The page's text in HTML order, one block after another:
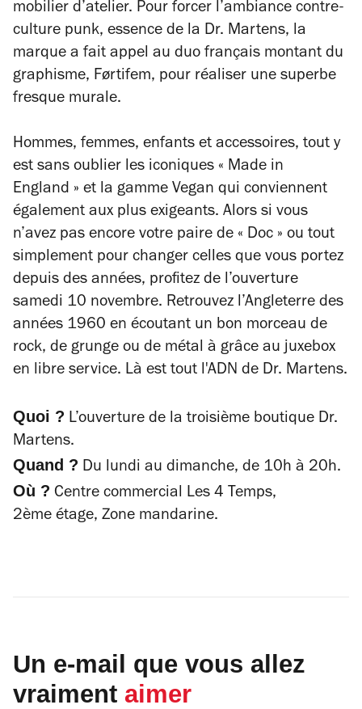
mobilier d’atelier. Pour forcer l’ambiance contre-
culture punk, essence de la Dr. Martens, la
marque a fait appel au duo français montant du
graphisme, Førtifem, pour réaliser une superbe
fresque murale.
Hommes, femmes, enfants et accessoires, tout y
est sans oublier les iconiques « Made in
England » et la gamme Vegan qui conviennent
également aux plus exigeants. Alors si vous
n’avez pas encore votre paire de « Doc » ou tout
simplement pour changer celles que vous portez
depuis des années, profitez de l’ouverture
samedi 10 novembre. Retrouvez l’Angleterre des
années 1960 en écoutant un bon morceau de
rock, de grunge ou de métal à grâce au juxebox
en libre service. Là est tout l'ADN de Dr. Martens.
Quoi ? L’ouverture de la troisième boutique Dr.
Martens.
Quand ? Du lundi au dimanche, de 10h à 20h.
Où ? Centre commercial Les 4 Temps,
2ème étage, Zone mandarine.
Un e-mail que vous allez
vraiment aimer